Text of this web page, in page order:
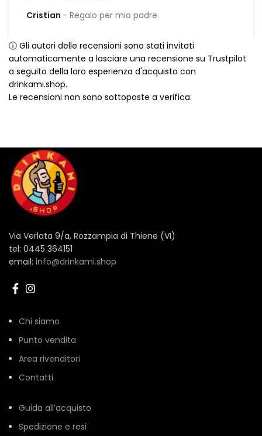
Cristian
Regalo per mio padre
ⓘ Gli autori delle recensioni sono stati invitati
automaticamente a lasciare una recensione su Trustpilot
a seguito della loro esperienza d'acquisto con
drinkami.shop.
Le recensioni non sono sottoposte a verifica.
Via Verlata 9/a, Rozzampia di Thiene (VI)
tel: 0445 364151
email: info@drinkami.shop
Chi siamo
Punto vendita
Area rivenditori
Contatti
Guida all’acquisto
Spedizione e resi